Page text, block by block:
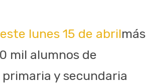
este lunes 15 de abrilmás
mil alumnos de
y secundaria